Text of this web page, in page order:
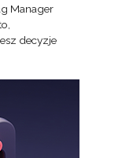
Manager
decyzje